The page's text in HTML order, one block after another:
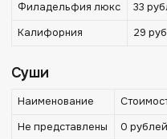
Филадельфия люкс
33
Калифорния
29
Суши
Наименование
Не представлены
0 рублей